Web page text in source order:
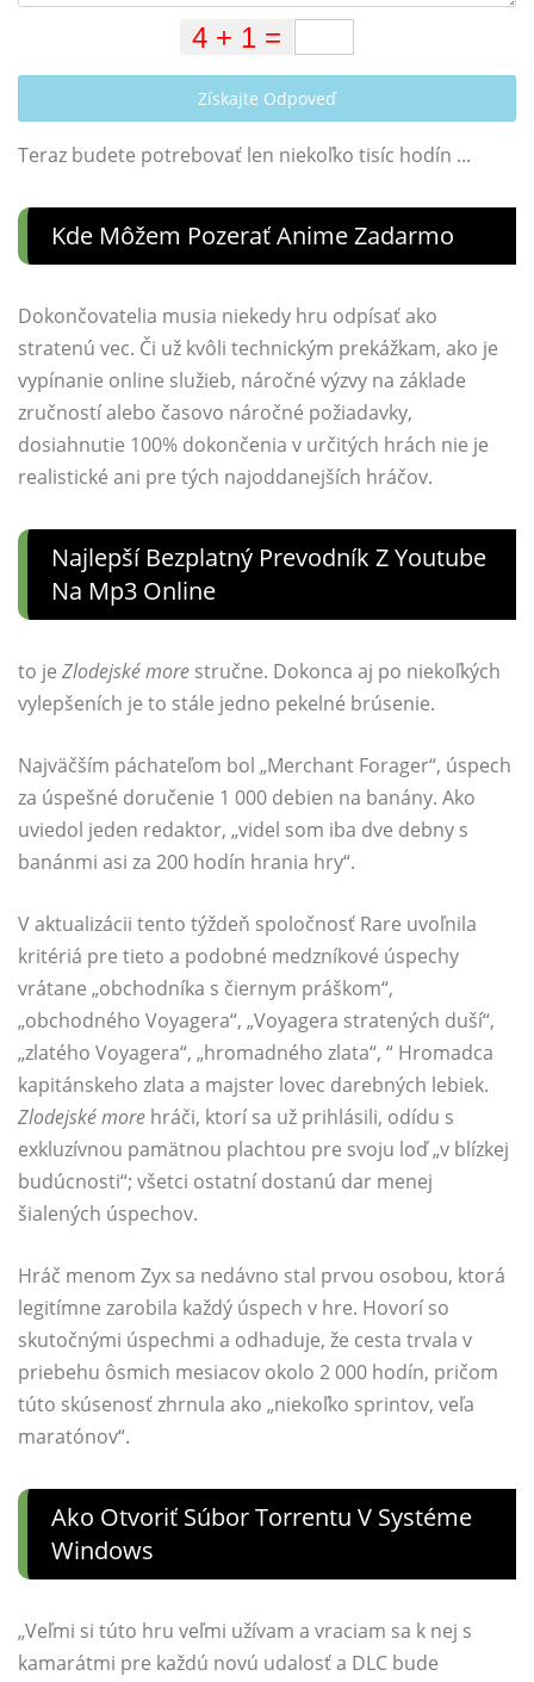
Získajte Odpoveď
Teraz budete potrebovať len niekoľko tisíc hodín ...
Kde Môžem Pozerať Anime Zadarmo
Dokončovatelia musia niekedy hru odpísať ako
stratenú vec. Či už kvôli technickým prekážkam, ako je
vypínanie online služieb, náročné výzvy na základe
zručností alebo časovo náročné požiadavky,
dosiahnutie 100% dokončenia v určitých hrách nie je
realistické ani pre tých najoddanejších hráčov.
Najlepší Bezplatný Prevodník Z Youtube
Na Mp3 Online
to je Zlodejské more stručne. Dokonca aj po niekoľkých
vylepšeních je to stále jedno pekelné brúsenie.
Najväčším páchateľom bol „Merchant Forager“, úspech
za úspešné doručenie 1 000 debien na banány. Ako
uviedol jeden redaktor, „videl som iba dve debny s
banánmi asi za 200 hodín hrania hry“.
V aktualizácii tento týždeň spoločnosť Rare uvoľnila
kritériá pre tieto a podobné medzníkové úspechy
vrátane „obchodníka s čiernym práškom“,
„obchodného Voyagera“, „Voyagera stratených duší“,
„zlatého Voyagera“, „hromadného zlata“, “ Hromadca
kapitánskeho zlata a majster lovec darebných lebiek.
Zlodejské more hráči, ktorí sa už prihlásili, odídu s
exkluzívnou pamätnou plachtou pre svoju loď „v blízkej
budúcnosti“; všetci ostatní dostanú dar menej
šialených úspechov.
Hráč menom Zyx sa nedávno stal prvou osobou, ktorá
legitímne zarobila každý úspech v hre. Hovorí so
skutočnými úspechmi a odhaduje, že cesta trvala v
priebehu ôsmich mesiacov okolo 2 000 hodín, pričom
túto skúsenosť zhrnula ako „niekoľko sprintov, veľa
maratónov“.
Ako Otvoriť Súbor Torrentu V Systéme
Windows
„Veľmi si túto hru veľmi užívam a vraciam sa k nej s
kamarátmi pre každú novú udalosť a DLC bude